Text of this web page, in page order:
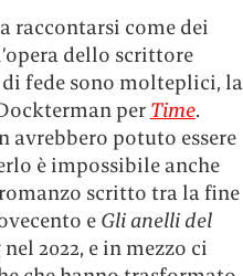
raccontarsi come dei
dello scrittore
fede sono molteplici, la
per Time.
avrebbero potuto essere
è impossibile anche
scritto tra la fine
e Gli anelli del
2022, e in mezzo ci